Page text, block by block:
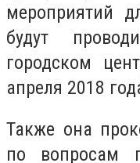
мероприятий
будут
городском
апреля 2018
Также она
по вопросам